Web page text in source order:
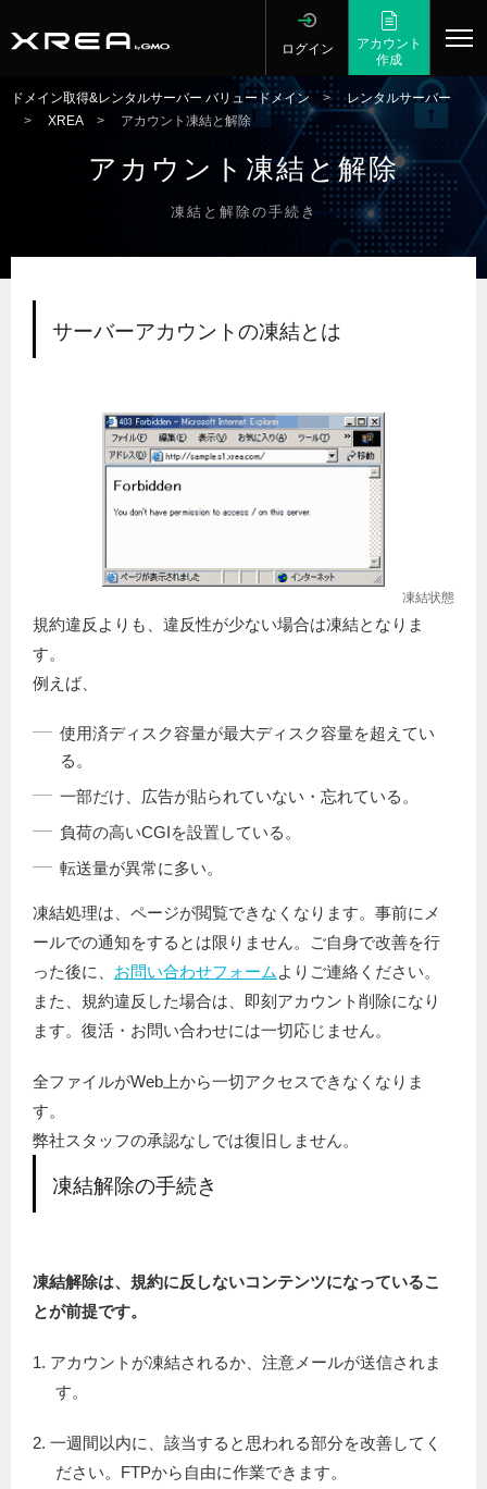
ログイン
アカウント
作成
ドメイン取得&レンタルサーバー バリュードメイン>レンタルサーバー
> XREA > アカウント凍結と解除
アカウント凍結と解除
凍結と解除の手続き
サーバーアカウントの凍結とは
凍結状態
規約違反よりも、違反性が少ない場合は凍結となりま
す。
例えば、
使用済ディスク容量が最大ディスク容量を超えてい
る。
一部だけ、広告が貼られていない・忘れている。
負荷の高いCGIを設置している。
転送量が異常に多い。
凍結処理は、ページが閲覧できなくなります。事前にメ
ールでの通知をするとは限りません。ご自身で改善を行
った後に、 お問い合わせフォーム よりご連絡ください。
また、規約違反した場合は、即刻アカウント削除になり
ます。復活・お問い合わせには一切応じません。
全ファイルがWeb上から一切アクセスできなくなりま
す。
弊社スタッフの承認なしでは復旧しません。
凍結解除の手続き
凍結解除は、規約に反しないコンテンツになっているこ
とが前提です。
1. アカウントが凍結されるか、注意メールが送信されま
す。
2. 一週間以内に、該当すると思われる部分を改善してく
ださい。FTPから自由に作業できます。